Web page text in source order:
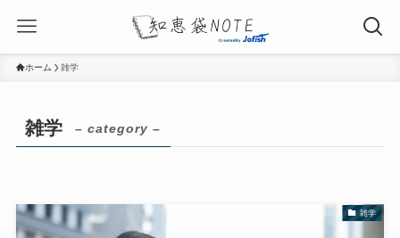
ホーム 雑学
雑学 – category –
雑学